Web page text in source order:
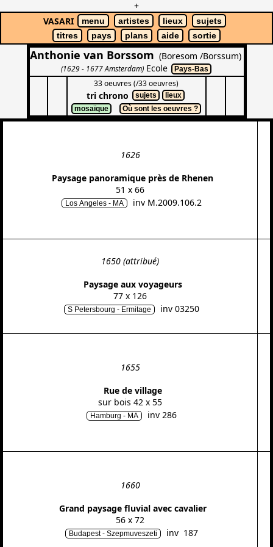
+
VASARI
menu artistes lieux
sujets
titres
pays plans aide sortie
Anthonie van Borssom (Boresom /Borssum)
(1629 - 1677 Amsterdam)Ecole Pays-Bas
33 oeuvres (/33 oeuvres)
tri chrono sujets
lieux
mosaïque
Où sont les oeuvres ?
1626
Paysage panoramique près de Rhenen
51 x 66
Los Angeles - MA inv M.2009.106.2
1650 (attribué)
Paysage aux voyageurs
77 x 126
S Petersbourg - Ermitage inv 03250
1655
Rue de village
sur bois 42 x 55
Hamburg - MA inv 286
1660
Grand paysage fluvial avec cavalier
56 x 72
Budapest - Szepmuveszeti inv 187